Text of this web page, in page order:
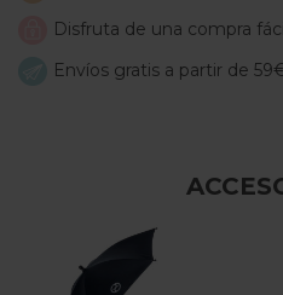
Disfruta de una compra
Envíos gratis a partir de